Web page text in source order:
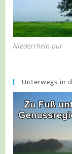
Niederrhein pur
Unterwegs in